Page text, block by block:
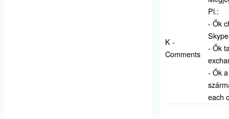
K -
Comments
Pl.:
- Ők
- Ők
- Ők
each